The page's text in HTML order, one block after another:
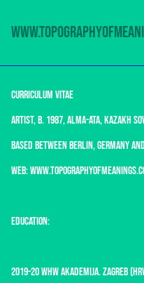
содержимому
Curriculum Vitae
Artist, b. 1987, Alma-Ata, Kazakh
Based between Berlin, Germany
web:
EDUCATION:
2019-20WHW AKADEMIJA.Zagreb